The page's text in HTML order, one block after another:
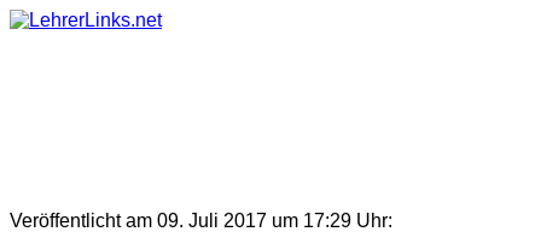
Skip
Veröffentlicht am 09. Juli 2017 um 17:29 Uhr: